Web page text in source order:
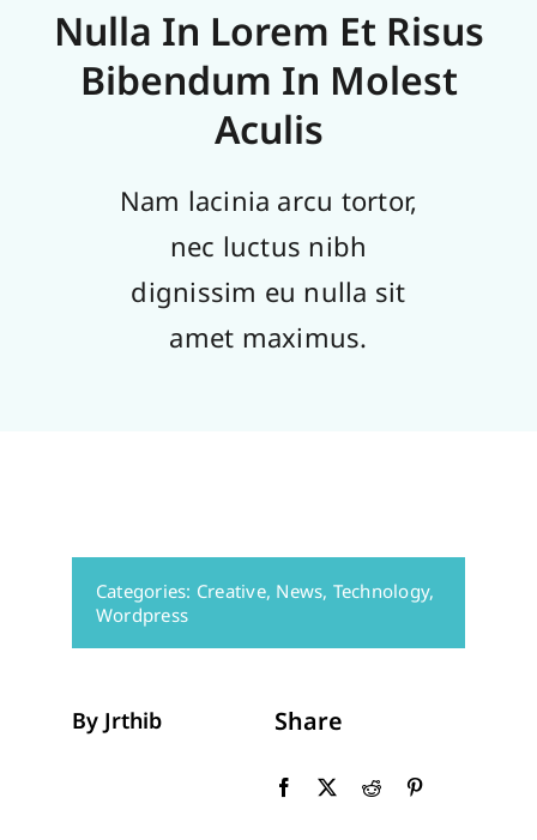
Ways To Give
Nulla In Lorem Et Risus
Bibendum In Molest
Aculis
Nam lacinia arcu tortor,
nec luctus nibh
dignissim eu nulla sit
amet maximus.
Categories: Creative, News, Technology,
Wordpress
By Jrthib Share